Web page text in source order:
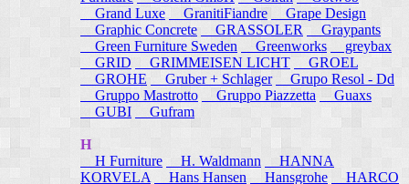
Grand Luxe
GranitiFiandre
Grape Design
Graphic Concrete
GRASSOLER
Graypants
Green Furniture Sweden
Greenworks
greybax
GRID
GRIMMEISEN LICHT
GROEL
GROHE
Gruber + Schlager
Grupo Resol - Dd
Gruppo Mastrotto
Gruppo Piazzetta
Guaxs
GUBI
Gufram
H
H Furniture
H. Waldmann
HANNA
KORVELA
Hans Hansen Hansgrohe HARCO